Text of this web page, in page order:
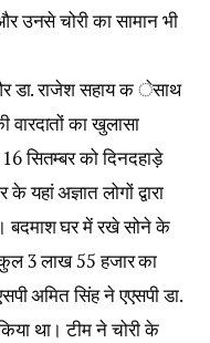
उनसे चोरी का सामान भी
और डा. राजेश सहाय क ेसाथ
वारदातों का खुलासा
सितम्बर को दिनदहाड़े
के यहां अज्ञात लोगों द्वारा
बदमाश घर में रखे सोने के
3 लाख 55 हजार का
अमित सिंह ने एएसपी डा.
था। टीम ने चोरी के